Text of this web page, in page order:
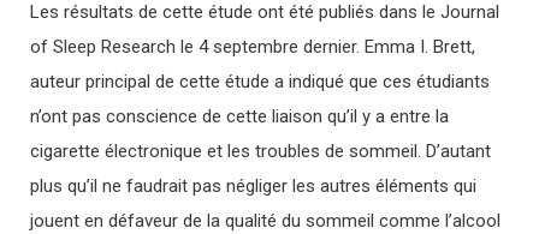
Les résultats de cette étude ont été publiés dans le Journal
of Sleep Research le 4 septembre dernier. Emma I. Brett,
auteur principal de cette étude a indiqué que ces étudiants
n’ont pas conscience de cette liaison qu’il y a entre la
cigarette électronique et les troubles de sommeil. D’autant
plus qu’il ne faudrait pas négliger les autres éléments qui
jouent en défaveur de la qualité du sommeil comme l’alcool